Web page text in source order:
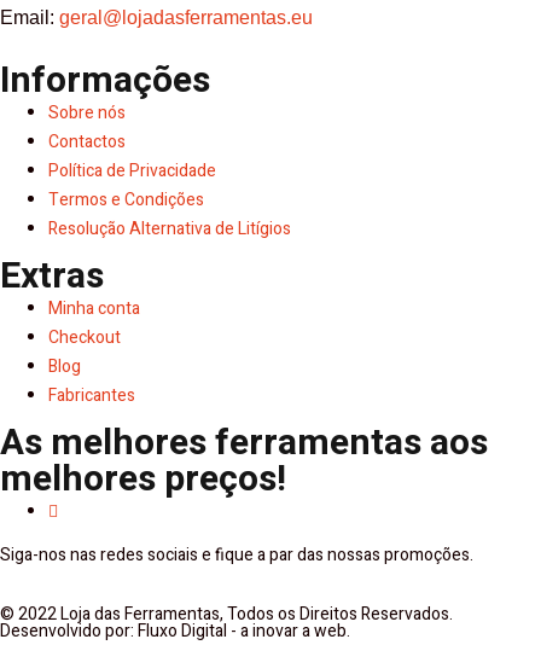
Email: geral@lojadasferramentas.eu
Informações
Sobre nós
Contactos
Política de Privacidade
Termos e Condições
Resolução Alternativa de Litígios
Extras
Minha conta
Checkout
Blog
Fabricantes
As melhores ferramentas aos
melhores preços!
Siga-nos nas redes sociais e fique a par das nossas promoções.
© 2022 Loja das Ferramentas, Todos os Direitos Reservados.
Desenvolvido por: Fluxo Digital - a inovar a web.